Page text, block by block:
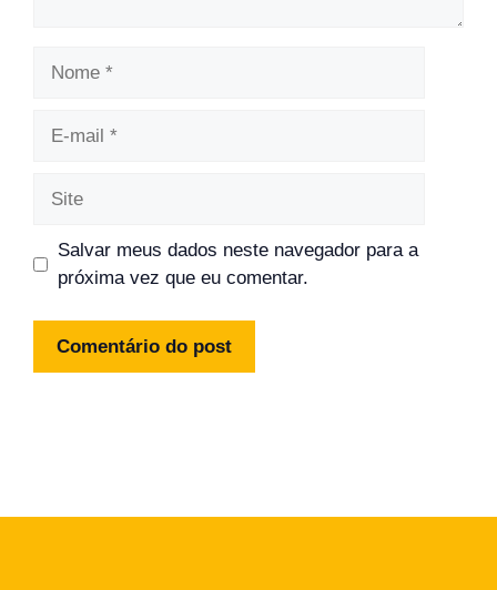
Salvar meus dados neste navegador para a
próxima vez que eu comentar.